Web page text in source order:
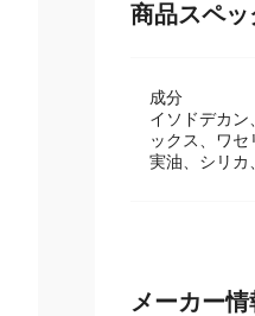
商品スペッ
成分
イソドデカ
ックス、ワ
実油、シリカ
メーカー情